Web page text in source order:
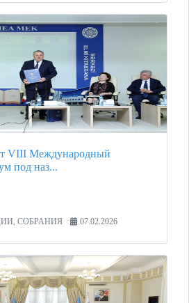
VIII Международный
под наз...
СОБРАНИЯ 07.02.2026